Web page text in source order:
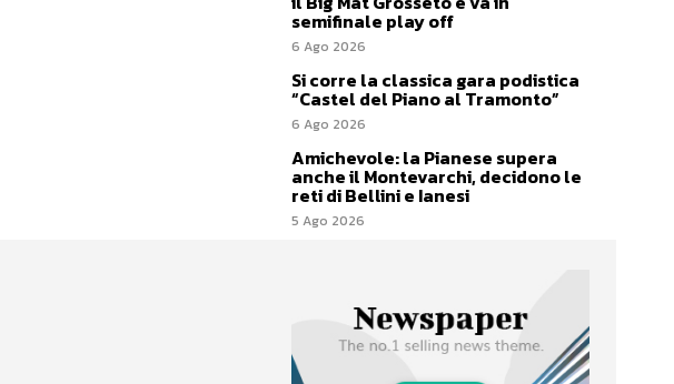
semifinale play off
6 Ago 2026
Si corre la classica gara podistica
“Castel del Piano al Tramonto”
6 Ago 2026
Amichevole: la Pianese supera
anche il Montevarchi, decidono le
reti di Bellini e Ianesi
5 Ago 2026